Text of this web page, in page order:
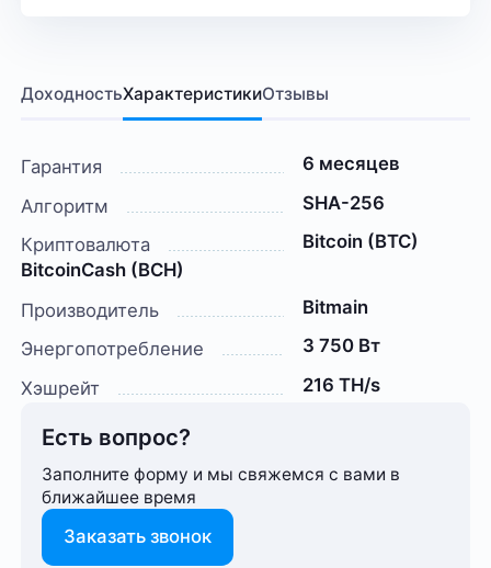
ДоходностьХарактеристикиОтзывы
Гарантия
6 месяцев
Алгоритм
SHA-256
Криптовалюта
Bitcoin (BTC)
BitcoinCash (BCH)
Производитель
Bitmain
Энергопотребление
3 750 Вт
Хэшрейт
216 TH/s
Есть вопрос?
Заполните форму и мы свяжемся с вами в
ближайшее время
Заказать звонок